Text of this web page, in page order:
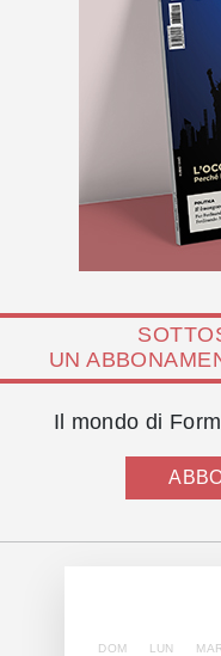
UN
Il mondo di
DOM LUN MAR